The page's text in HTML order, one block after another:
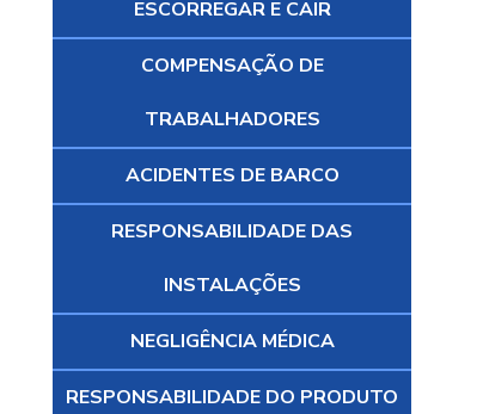
ESCORREGAR E CAIR
COMPENSAÇÃO DE
TRABALHADORES
ACIDENTES DE BARCO
RESPONSABILIDADE DAS
INSTALAÇÕES
NEGLIGÊNCIA MÉDICA
RESPONSABILIDADE DO PRODUTO